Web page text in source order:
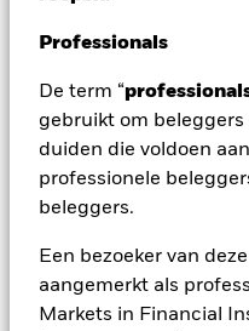
Professionals
De term “
gebruikt om
duiden die voldoen
professionele
beleggers.
Een bezoeker van
aangemerkt als
Markets in Financial
Het Fonds streeft ernaar
termijn te behouden op
principes van een
criteria op het vlak van
(ESG). Het Fonds belegt
van bedrijven die zijn
beleid zoals uiteengezet
meer details over de